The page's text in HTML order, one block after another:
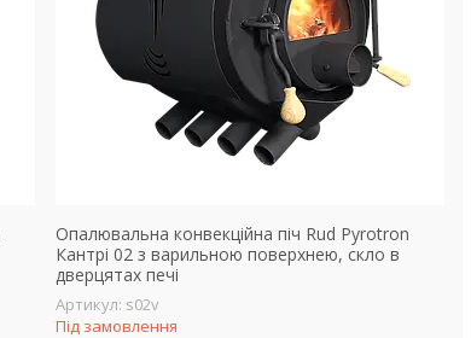
Опалювальна конвекційна піч Rud Pyrotron
Кантрі 02 з варильною поверхнею, скло в
дверцятах печі
s02v
Під замовлення